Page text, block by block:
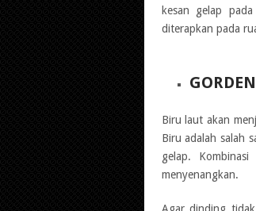
kesan gelap
diterapkan pada
Biru laut akan
Biru adalah salah
gelap.
menyenangkan.